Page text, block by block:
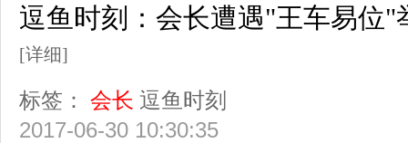
逗鱼时刻：会长遭遇"王车易位"
[详细]
标签： 会长 逗鱼时刻
2017-06-30 10:30:35